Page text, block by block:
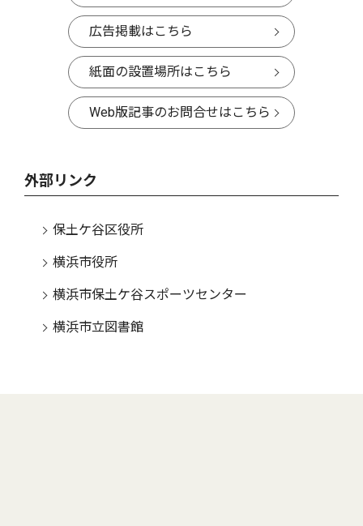
広告掲載はこちら
紙面の設置場所はこちら
Web版記事のお問合せはこちら
外部リンク
保土ケ谷区役所
横浜市役所
横浜市保土ケ谷スポーツセンター
横浜市立図書館